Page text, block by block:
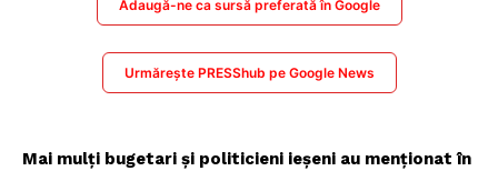
Adaugă-ne ca sursă preferată în Google
Urmărește PRESShub pe Google News
Mai mulți bugetari și politicieni ieșeni au menționat în